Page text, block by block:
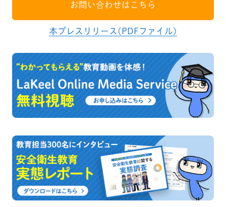
お問い合わせはこちら
本プレスリリース(PDFファイル)